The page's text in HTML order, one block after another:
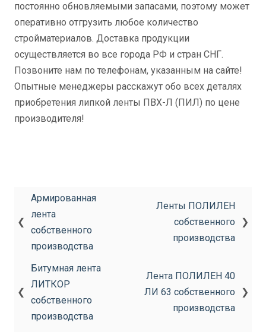
постоянно обновляемыми запасами, поэтому может
оперативно отгрузить любое количество
стройматериалов. Доставка продукции
осуществляется во все города РФ и стран СНГ.
Позвоните нам по телефонам, указанным на сайте!
Опытные менеджеры расскажут обо всех деталях
приобретения липкой ленты ПВХ-Л (ПИЛ) по цене
производителя!
❮
Армированная
лента
собственного
производства
Ленты ПОЛИЛЕН
собственного
производства
❯
❮
Битумная лента
ЛИТКОР
собственного
производства
Лента ПОЛИЛЕН 40
ЛИ 63 собственного
производства
❯